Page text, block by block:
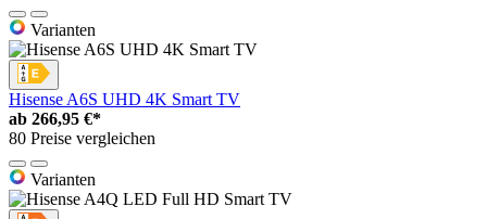
Varianten
Hisense A6S UHD 4K Smart TV
ab 266,95 €*
80 Preise vergleichen
Varianten